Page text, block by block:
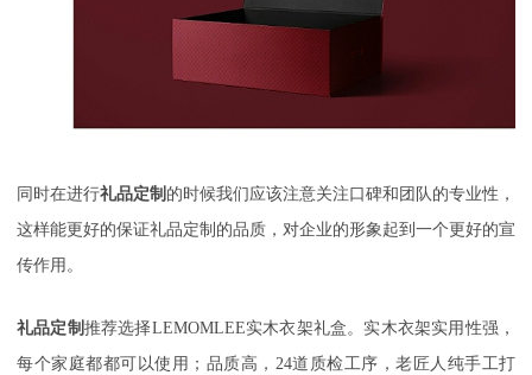
同时在进行礼品定制 的时候我们应该注意关注口碑和团队的专业性，
这样能更好的保证礼品定制的品质，对企业的形象起到一个更好的宣
传作用。
礼品定制 推荐选择LEMOMLEE实木衣架礼盒。实木衣架实用性强，
每个家庭都都可以使用；品质高，24道质检工序，老匠人纯手工打